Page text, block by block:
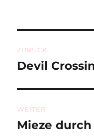
ZURÜCK
Vorheriger
Devil
WEITER
Nächster
Mieze